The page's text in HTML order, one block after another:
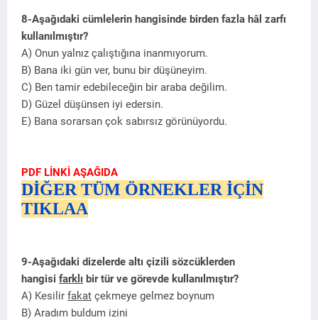
8-Aşağıdaki cümlelerin hangisinde birden fazla hâl zarfı
kullanılmıştır?
A) Onun yalnız çalıştığına inanmıyorum.
B) Bana iki gün ver, bunu bir düşüneyim.
C) Ben tamir edebileceğin bir araba değilim.
D) Güzel düşünsen iyi edersin.
E) Bana sorarsan çok sabırsız görünüyordu.
PDF LİNKİ AŞAĞIDA
DİĞER TÜM ÖRNEKLER İÇİN
TIKLAA
9-Aşağıdaki dizelerde altı çizili sözcüklerden
hangisi farklı bir tür ve görevde kullanılmıştır?
A) Kesilir fakat çekmeye gelmez boynum
B) Aradım buldum izini